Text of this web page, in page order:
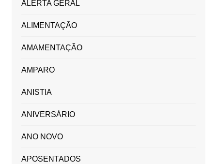
ALERTA GERAL
ALIMENTAÇÃO
AMAMENTAÇÃO
AMPARO
ANISTIA
ANIVERSÁRIO
ANO NOVO
APOSENTADOS